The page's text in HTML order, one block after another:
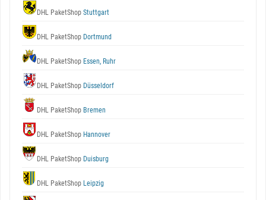
DHL PaketShop Stuttgart
DHL PaketShop Dortmund
DHL PaketShop Essen, Ruhr
DHL PaketShop Düsseldorf
DHL PaketShop Bremen
DHL PaketShop Hannover
DHL PaketShop Duisburg
DHL PaketShop Leipzig